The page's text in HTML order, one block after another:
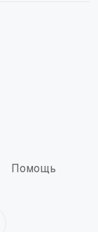
Помощь